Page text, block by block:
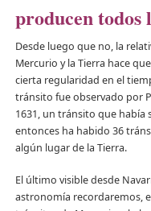
producen todos
Desde luego que no, la
Mercurio y la Tierra hace
cierta regularidad en el
tránsito fue observado por
1631, un tránsito que había
entonces ha habido 36
algún lugar de la Tierra.
El último visible desde
astronomía recordaremos,